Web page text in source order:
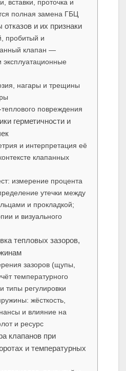
вставки, проточка и
полная замена ГБЦ
и их признаки
пробитый и
клапан —
эксплуатационные
нагары и трещины
повреждения
герметичности и
и интерпретация её
клапанных
измерение процента
утечки между
и прокладкой;
и визуального
тепловых зазоров,
зазоров (щупы,
температурного
типы регулировки
жёсткость,
и влияние на
и ресурс
клапанов при
и температурных